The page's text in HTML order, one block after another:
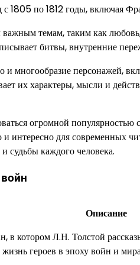
1805 по 1812 годы, включая
темам, таким как
битвы, внутренние
и многообразие персонажей,
их характеры, мысли и
огромной популярностью
интересно для современных
судьбы каждого человека.
Описание
в котором Л.Н. Толстой
героев в эпоху войн и